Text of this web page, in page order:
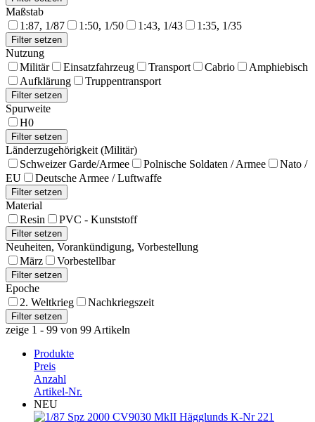
Maßstab
1:87, 1/87
1:50, 1/50 1:43, 1/43 1:35, 1/35
Nutzung
Militär
Einsatzfahrzeug Transport Cabrio
Amphiebisch
Aufklärung
Truppentransport
Spurweite
H0
Länderzugehörigkeit (Militär)
Schweizer Garde/Armee
Polnische Soldaten / Armee
Nato /
EU
Deutsche Armee / Luftwaffe
Material
Resin
PVC - Kunststoff
Neuheiten, Vorankündigung, Vorbestellung
März
Vorbestellbar
Epoche
2. Weltkrieg
Nachkriegszeit
zeige 1 - 99 von 99 Artikeln
Produkte
Preis
Anzahl
Artikel-Nr.
NEU